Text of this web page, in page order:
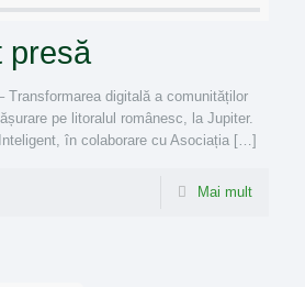
presă
Transformarea digitală a comunităților
pe litoralul românesc, la Jupiter.
în colaborare cu Asociația […]
Mai mult